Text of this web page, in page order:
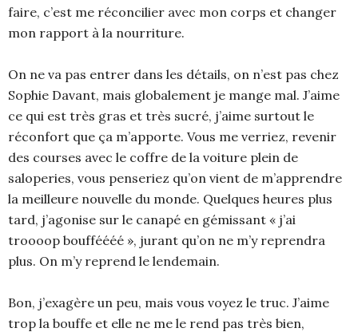
faire, c’est me réconcilier avec mon corps et changer
mon rapport à la nourriture.
On ne va pas entrer dans les détails, on n’est pas chez
Sophie Davant, mais globalement je mange mal. J’aime
ce qui est très gras et très sucré, j’aime surtout le
réconfort que ça m’apporte. Vous me verriez, revenir
des courses avec le coffre de la voiture plein de
saloperies, vous penseriez qu’on vient de m’apprendre
la meilleure nouvelle du monde. Quelques heures plus
tard, j’agonise sur le canapé en gémissant « j’ai
troooop boufféééé », jurant qu’on ne m’y reprendra
plus. On m’y reprend le lendemain.
Bon, j’exagère un peu, mais vous voyez le truc. J’aime
trop la bouffe et elle ne me le rend pas très bien,